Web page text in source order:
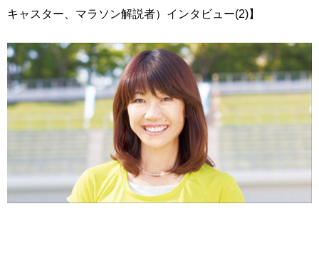
キャスター、マラソン解説者）インタビュー(2)】